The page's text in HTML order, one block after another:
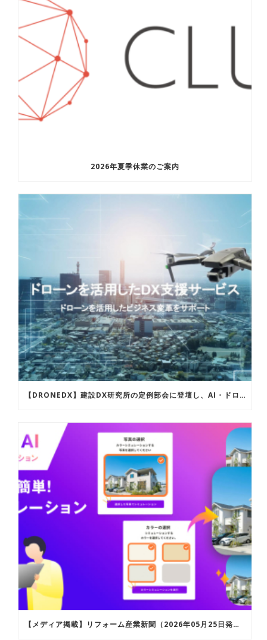
2026年夏季休業のご案内
【DRONEDX】建設DX研究所の定例部会に登壇し、AI・ドローンを活用した建設現場のDX化の取り組み事例についてご紹介しました
【メディア掲載】リフォーム産業新聞（2026年05月25日発行）およびリフォーム産業新聞ウェブサイトにて「ROOFERAI カラーシミュレーション」が紹介されました